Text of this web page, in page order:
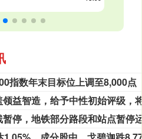
指数年末目标位上调至8,000点